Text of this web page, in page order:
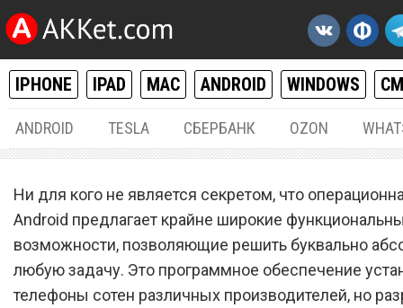
IPHONE IPAD MAC ANDROID WINDOWS
ANDROID TESLA СБЕРБАНК OZON
Новая потрясающая
Android довела
iPhone до слез
Ни для кого не является секретом, что
Android предлагает крайне широкие
возможности, позволяющие решить буквально
любую задачу. Это программное обеспечение
телефоны сотен различных производителей, но